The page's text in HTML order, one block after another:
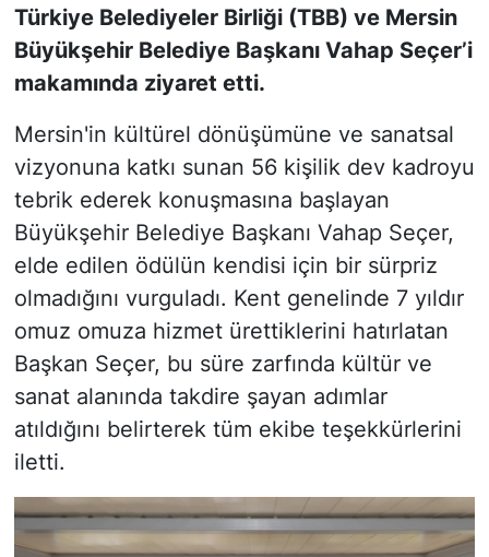
Türkiye Belediyeler Birliği (TBB) ve Mersin
Büyükşehir Belediye Başkanı Vahap Seçer’i
makamında ziyaret etti.
Mersin'in kültürel dönüşümüne ve sanatsal
vizyonuna katkı sunan 56 kişilik dev kadroyu
tebrik ederek konuşmasına başlayan
Büyükşehir Belediye Başkanı Vahap Seçer,
elde edilen ödülün kendisi için bir sürpriz
olmadığını vurguladı. Kent genelinde 7 yıldır
omuz omuza hizmet ürettiklerini hatırlatan
Başkan Seçer, bu süre zarfında kültür ve
sanat alanında takdire şayan adımlar
atıldığını belirterek tüm ekibe teşekkürlerini
iletti.